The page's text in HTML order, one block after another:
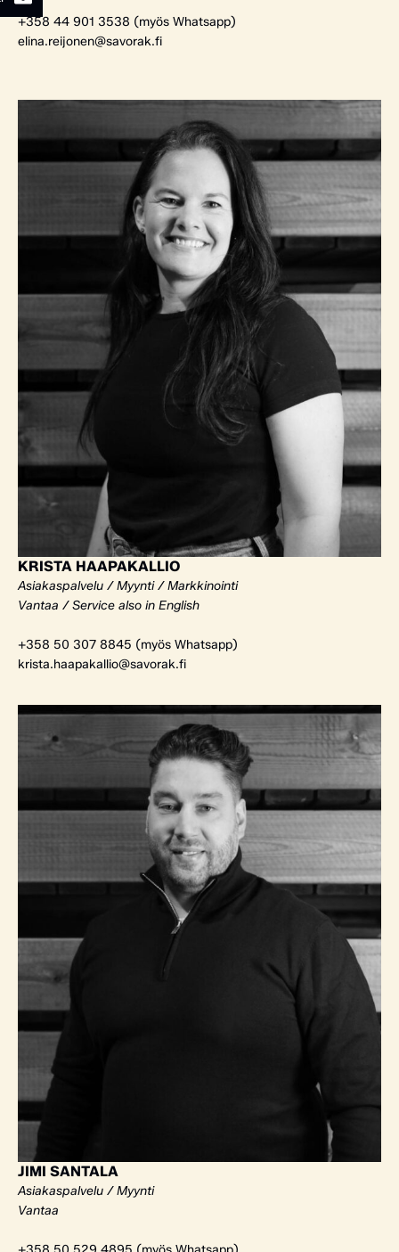
+358 44 901 3538 (myös Whatsapp)
elina.reijonen@savorak.fi
KRISTA HAAPAKALLIO
Asiakaspalvelu / Myynti / Markkinointi
Vantaa / Service also in English
+358 50 307 8845 (myös Whatsapp)
krista.haapakallio@savorak.fi
JIMI SANTALA
Asiakaspalvelu / Myynti
Vantaa